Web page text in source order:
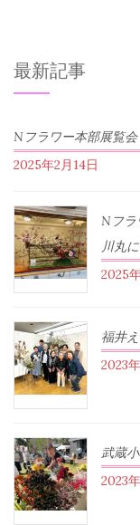
最新記事
Nフラワー本部展覧
2025年2月14日
Nフラ
川丸
2025
福井
2023
武蔵
2023